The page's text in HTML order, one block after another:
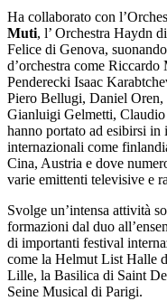
Ha collaborato con
Muti, l’ Orchestra Haydn
Felice di Genova,
d’orchestra come
Penderecki Isaac
Piero Bellugi, Daniel Oren,
Gianluigi Gelmetti,
hanno portato ad esibirsi in
internazionali come
Cina, Austria e dove
varie emittenti televisive e
Svolge un’intensa attività
formazioni dal duo
di importanti festival
come la Helmut List Halle
Lille, la Basilica di Saint
Seine Musical di Parigi.